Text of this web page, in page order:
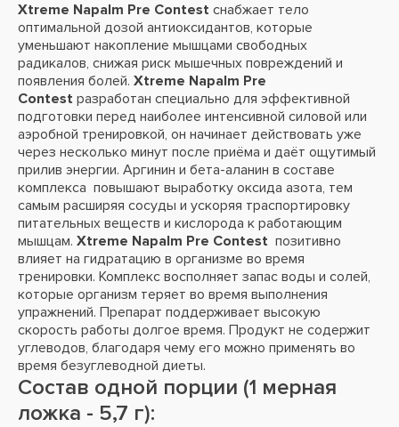
Xtreme Napalm Pre Contest снабжает тело
оптимальной дозой антиоксидантов, которые
уменьшают накопление мышцами свободных
радикалов, снижая риск мышечных повреждений и
появления болей. Xtreme Napalm Pre
Contest разработан специально для эффективной
подготовки перед наиболее интенсивной силовой или
аэробной тренировкой, он начинает действовать уже
через несколько минут после приёма и даёт ощутимый
прилив энергии. Аргинин и бета-аланин в составе
комплекса повышают выработку оксида азота, тем
самым расширяя сосуды и ускоряя траспортировку
питательных веществ и кислорода к работающим
мышцам. Xtreme Napalm Pre Contest позитивно
влияет на гидратацию в организме во время
тренировки. Комплекс восполняет запас воды и солей,
которые организм теряет во время выполнения
упражнений. Препарат поддерживает высокую
скорость работы долгое время. Продукт не содержит
углеводов, благодаря чему его можно применять во
время безуглеводной диеты.
Состав одной порции (1 мерная
ложка - 5,7 г):